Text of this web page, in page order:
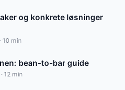
og konkrete løsninger
10 min
bean-to-bar guide
12 min